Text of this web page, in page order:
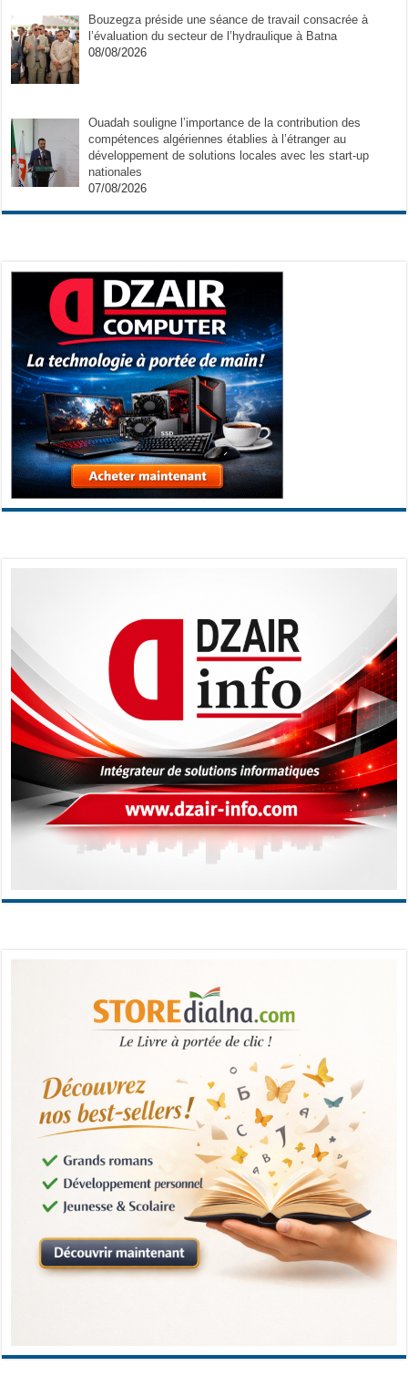
Bouzegza préside une séance de travail consacrée à
l’évaluation du secteur de l’hydraulique à Batna
08/08/2026
Ouadah souligne l’importance de la contribution des
compétences algériennes établies à l’étranger au
développement de solutions locales avec les start-up
nationales
07/08/2026